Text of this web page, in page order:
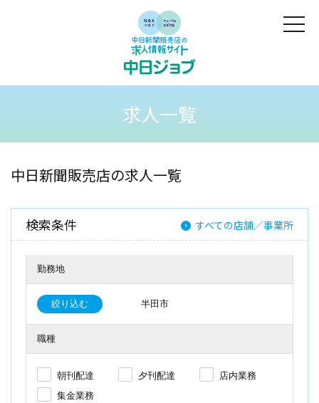
求人一覧
中日新聞販売店の求人一覧
検索条件 すべての店舗／事業所
勤務地
絞り込む 半田市
職種
朝刊配達 夕刊配達
店内業務
集金業務